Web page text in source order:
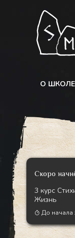
содержимому
О ШКОЛЕ
Скоро
3 курс
Жизнь
До начала